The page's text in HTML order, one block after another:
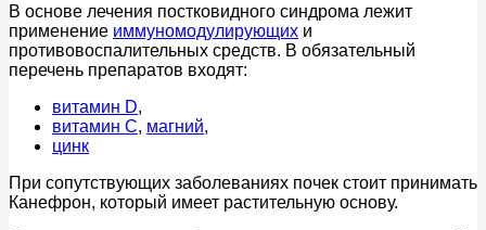
В основе лечения постковидного синдрома лежит
применение иммуномодулирующих и
противовоспалительных средств. В обязательный
перечень препаратов входят:
витамин D,
витамин С, магний,
цинк
При сопутствующих заболеваниях почек стоит принимать
Канефрон, который имеет растительную основу.